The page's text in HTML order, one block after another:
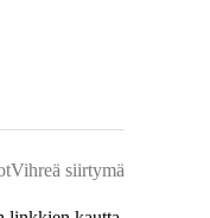
Vihreä siirtymä